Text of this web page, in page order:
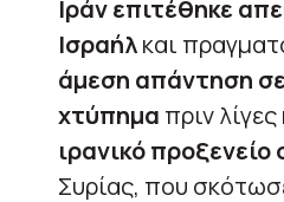
Ιράν επιτέθηκε
Ισραήλκαι
άμεση απάντηση
χτύπημα πριν
ιρανικό
Συρίας, που